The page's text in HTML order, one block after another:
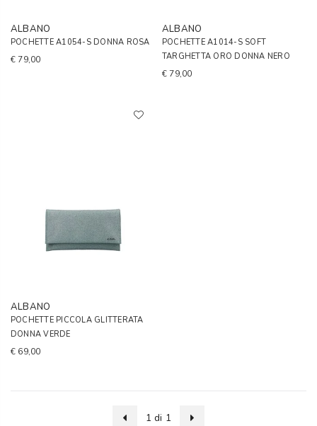
ALBANO
POCHETTE A1054-S DONNA ROSA
€ 79,00
ALBANO
POCHETTE A1014-S SOFT
TARGHETTA ORO DONNA NERO
€ 79,00
ALBANO
POCHETTE PICCOLA GLITTERATA
DONNA VERDE
€ 69,00
1 di 1